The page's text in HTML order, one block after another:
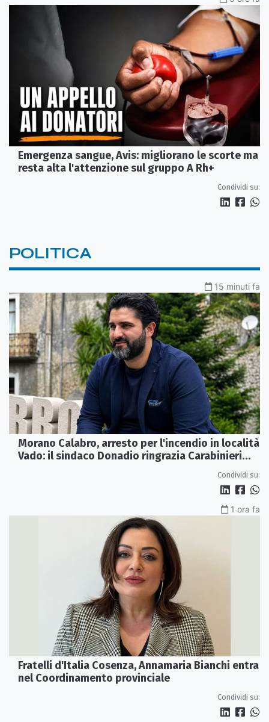
Emergenza sangue, Avis: migliorano le scorte ma
resta alta l'attenzione sul gruppo A Rh+
Condividi su:
POLITICA
15 minuti fa
Morano Calabro, arresto per l'incendio in località
Vado: il sindaco Donadio ringrazia Carabinieri
Condividi su:
1 ora fa
Fratelli d'Italia Cosenza, Annamaria Bianchi entra
nel Coordinamento provinciale
Condividi su: